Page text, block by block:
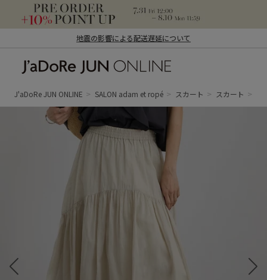
地震の影響による配送遅延について
ン オンライン）
J'aDoRe JUN ONLINE SALON adam et ropé スカート スカート